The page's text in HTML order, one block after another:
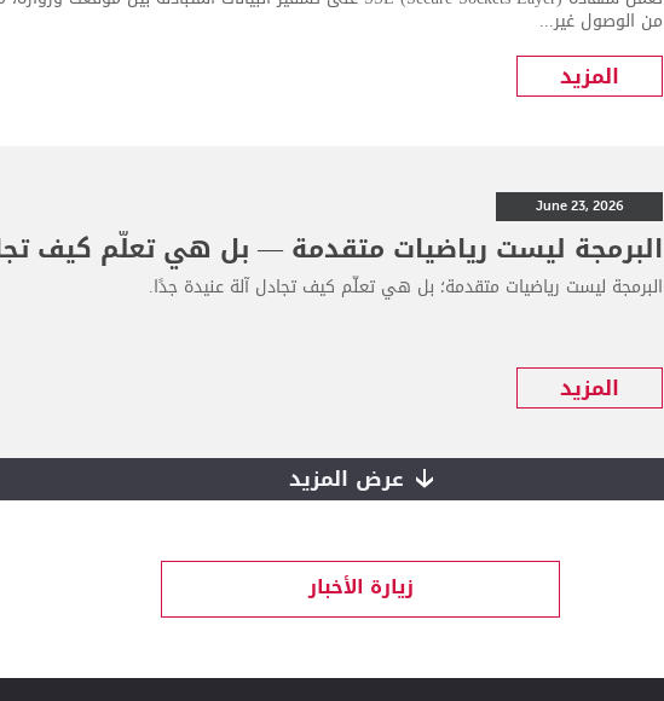
من الوصول غير...
المزيد
June 23, 2026
البرمجة ليست رياضيات متقدمة — بل هي تعلّم كيف
البرمجة ليست رياضيات متقدمة؛ بل هي تعلّم كيف تجادل آلة عنيدة جدًا.
المزيد
عرض المزيد
زيارة الأخبار